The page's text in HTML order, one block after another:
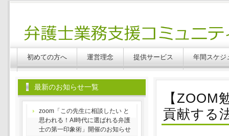
Benlabo
初めての方へ 運営理念 提供サービス 年間スケジ
【ZOOM
貢献する
最新のお知らせ一覧
zoom「この先生に相談したい と
思われる！AI時代に選ばれる弁護
士の第一印象術」開催のお知らせ